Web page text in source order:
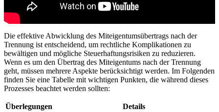
Die effektive Abwicklung des Miteigentumsübertrags nach der
Trennung ist entscheidend, um rechtliche Komplikationen zu
bewältigen und mögliche Steuerhaftungsrisiken zu reduzieren.
Wenn es um den Übertrag des Miteigentums nach der Trennung
geht, müssen mehrere Aspekte berücksichtigt werden. Im Folgenden
finden Sie eine Tabelle mit wichtigen Punkten, die während dieses
Prozesses beachtet werden sollten:
Überlegungen
Details